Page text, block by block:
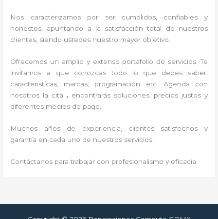
Nos caracterizamos por ser cumplidos, confiables y
honestos, apuntando a la satisfacción total de nuestros
clientes, siendo ustedes nuestro mayor objetivo.
Ofrecemos un amplio y extenso portafolio de servicios. Te
invitamos a que conozcas todo lo que debes saber,
características, marcas, programación etc. Agenda con
nosotros la cita , encontrarás soluciones, precios justos y
diferentes medios de pago.
Muchos años de experiencia, clientes satisfechos y
garantía en cada uno de nuestros servicios.
Contáctanos para trabajar con profesionalismo y eficacia.